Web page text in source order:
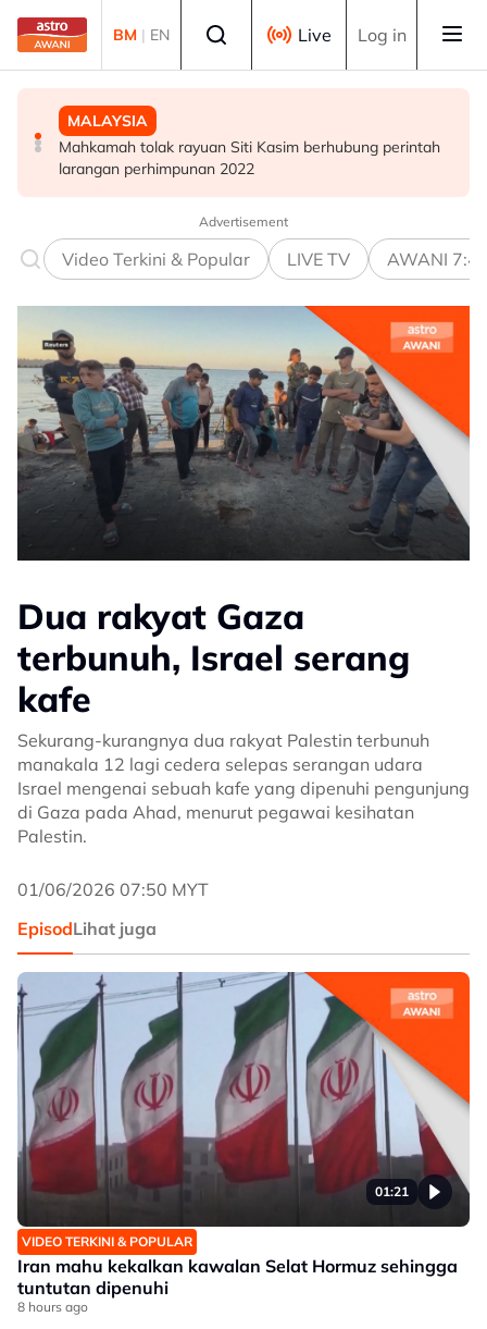
Skip to main content
BM | EN Live Log in
MALAYSIA
Mahkamah tolak rayuan Siti Kasim berhubung perintah
larangan perhimpunan 2022
MALAYSIA
WYF gesa kerajaan haramkan penjualan vape
DUNIA
Situasi Asia Barat tidak berubah selagi bantuan
ketenteran AS kepada Israel diteruskan - Penganalisis
Advertisement
Video Terkini & Popular LIVE TV AWANI
Dua rakyat Gaza
terbunuh, Israel serang
kafe
Sekurang-kurangnya dua rakyat Palestin terbunuh
manakala 12 lagi cedera selepas serangan udara
Israel mengenai sebuah kafe yang dipenuhi pengunjung
di Gaza pada Ahad, menurut pegawai kesihatan
Palestin.
01/06/2026 07:50 MYT
EpisodLihat juga
01:21
VIDEO TERKINI & POPULAR
Iran mahu kekalkan kawalan Selat Hormuz sehingga
tuntutan dipenuhi
8 hours ago